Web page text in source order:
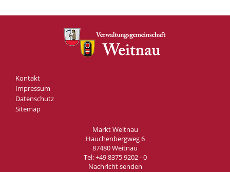
Kontakt
Impressum
Datenschutz
Sitemap
Markt Weitnau
Hauchenbergweg 6
87480 Weitnau
Tel:+49 8375 9202 - 0
Nachricht senden